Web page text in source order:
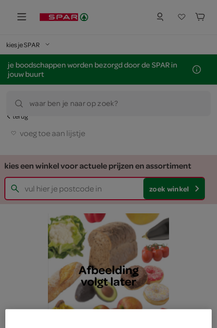
kies je SPAR
je boodschappen worden bezorgd door de SPAR in
jouw buurt
waar ben je naar op zoek?
terug
voeg toe aan lijstje
kies een winkel voor actuele prijzen en assortiment
zoek winkel